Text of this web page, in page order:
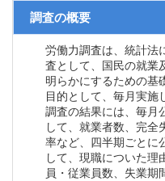
調査の概要
労働力調査は、統計法
査として、国民の就業
明らかにするための基
目的として、毎月実施
調査の結果には、毎月
して、就業者数、完全
率など、四半期ごとに
して、現職についた理
員・従業員数、失業期